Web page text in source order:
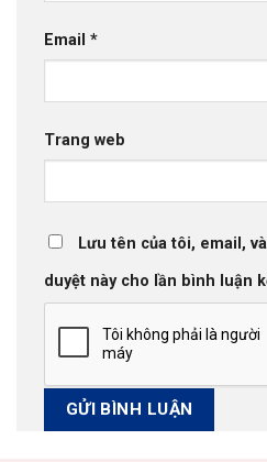
Email *
Trang web
Lưu tên của tôi, email,
duyệt này cho lần bình luận